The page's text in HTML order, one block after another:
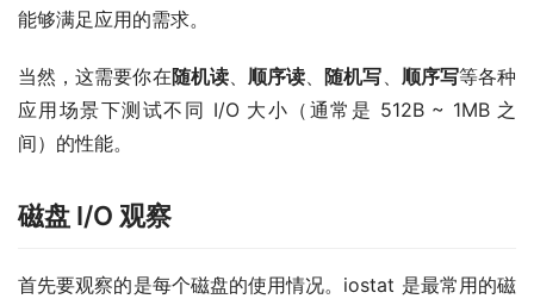
能够满足应用的需求。
当然，这需要你在随机读、 顺序读、 随机写、 顺序写等各种
应用场景下测试不同 I/O 大小（通常是 512B ~ 1MB 之
间）的性能。
磁盘 I/O 观察
首先要观察的是每个磁盘的使用情况。iostat 是最常用的磁